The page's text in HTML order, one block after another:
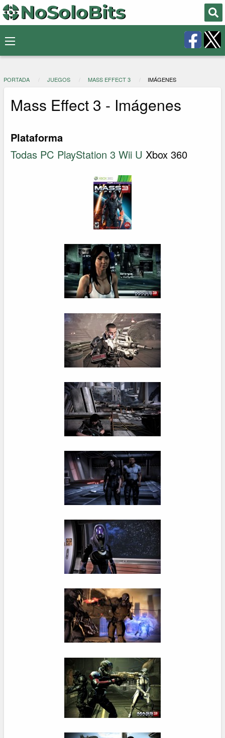
PORTADA JUEGOS MASS EFFECT 3 IMÁGENES
Mass Effect 3 - Imágenes
Plataforma
Todas PC PlayStation 3 Wii U Xbox 360